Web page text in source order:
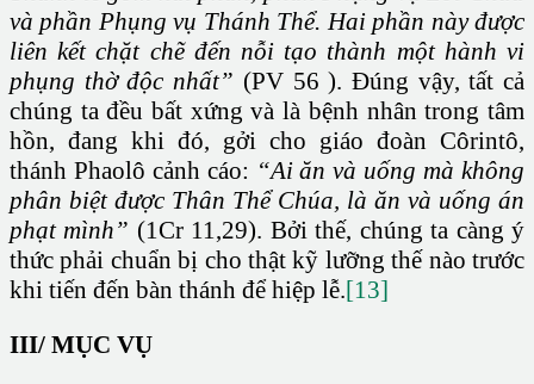
và phần Phụng vụ Thánh Thể. Hai phần này được
liên kết chặt chẽ đến nỗi tạo thành một hành vi
phụng thờ độc nhất” (PV 56 ). Đúng vậy, tất cả
chúng ta đều bất xứng và là bệnh nhân trong tâm
hồn, đang khi đó, gởi cho giáo đoàn Côrintô,
thánh Phaolô cảnh cáo: “Ai ăn và uống mà không
phân biệt được Thân Thể Chúa, là ăn và uống án
phạt mình” (1Cr 11,29). Bởi thế, chúng ta càng ý
thức phải chuẩn bị cho thật kỹ lưỡng thế nào trước
khi tiến đến bàn thánh để hiệp lễ.[13]
III/ MỤC VỤ